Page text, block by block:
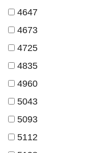
4647
4673
4725
4835
4960
5043
5093
5112